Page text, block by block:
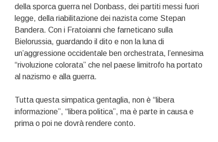
della sporca guerra nel Donbass, dei partiti messi fuori
legge, della riabilitazione dei nazista come Stepan
Bandera. Con i Fratoianni che farneticano sulla
Bielorussia, guardando il dito e non la luna di
un’aggressione occidentale ben orchestrata, l’ennesima
“rivoluzione colorata” che nel paese limitrofo ha portato
al nazismo e alla guerra.
Tutta questa simpatica gentaglia, non è “libera
informazione”, “libera politica”, ma è parte in causa e
prima o poi ne dovrà rendere conto.